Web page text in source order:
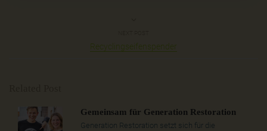
Recyclingseifenspender
Gemeinsam für Generation Restoration
Generation Restoration setzt sich für die